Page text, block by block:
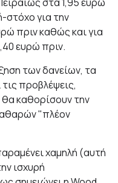
στόχο για την
πριν καθώς και για
ευρώ πριν.
των δανείων, τα
προβλέψεις,
καθορίσουν την
"πλέον
χαμηλή (αυτή
ισχυρή